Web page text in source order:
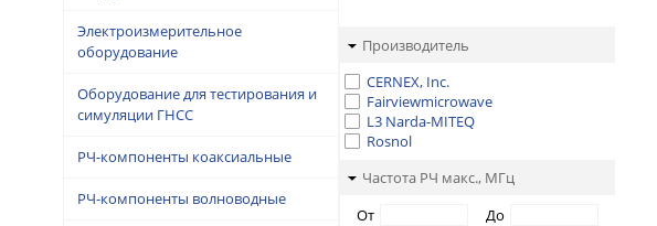
Электроизмерительное
оборудование
Оборудование для тестирования и
симуляции ГНСС
РЧ-компоненты коаксиальные
РЧ-компоненты волноводные
Производитель
CERNEX, Inc.
Fairviewmicrowave
L3 Narda-MITEQ
Rosnol
Частота РЧ макс., МГц
От
До